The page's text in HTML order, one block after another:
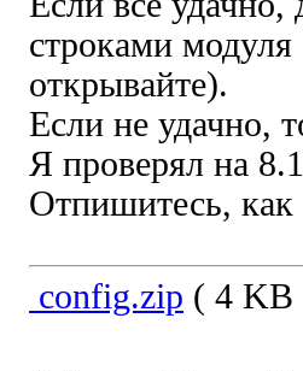
строками
открывайте).
Если не удачно,
Я проверял на
Отпишитесь, как
config.zip ( 4 KB